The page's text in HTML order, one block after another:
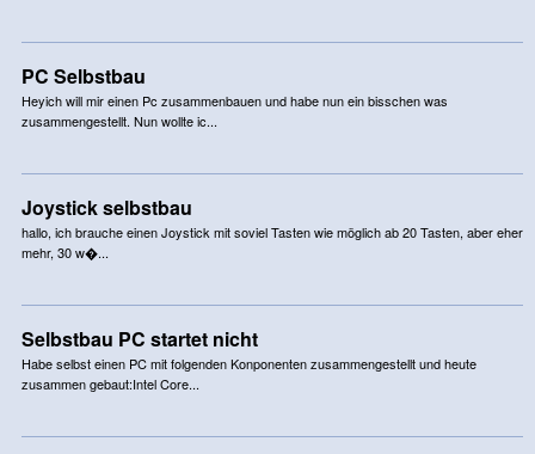
PC Selbstbau
Heyich will mir einen Pc zusammenbauen und habe nun ein bisschen was
zusammengestellt. Nun wollte ic...
Joystick selbstbau
hallo, ich brauche einen Joystick mit soviel Tasten wie möglich ab 20 Tasten, aber eher
mehr, 30 w�...
Selbstbau PC startet nicht
Habe selbst einen PC mit folgenden Konponenten zusammengestellt und heute
zusammen gebaut:Intel Core...